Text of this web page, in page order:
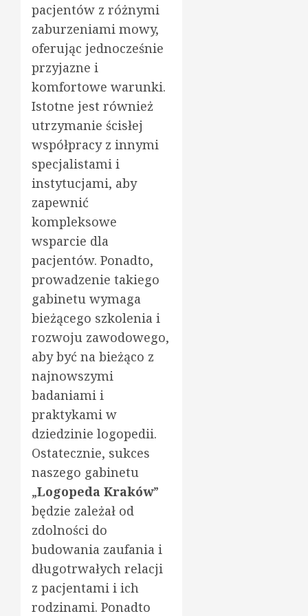
pacjentów z różnymi
zaburzeniami mowy,
oferując jednocześnie
przyjazne i
komfortowe warunki.
Istotne jest również
utrzymanie ścisłej
współpracy z innymi
specjalistami i
instytucjami, aby
zapewnić
kompleksowe
wsparcie dla
pacjentów. Ponadto,
prowadzenie takiego
gabinetu wymaga
bieżącego szkolenia i
rozwoju zawodowego,
aby być na bieżąco z
najnowszymi
badaniami i
praktykami w
dziedzinie logopedii.
Ostatecznie, sukces
naszego gabinetu
„Logopeda Kraków”
będzie zależał od
zdolności do
budowania zaufania i
długotrwałych relacji
z pacjentami i ich
rodzinami. Ponadto